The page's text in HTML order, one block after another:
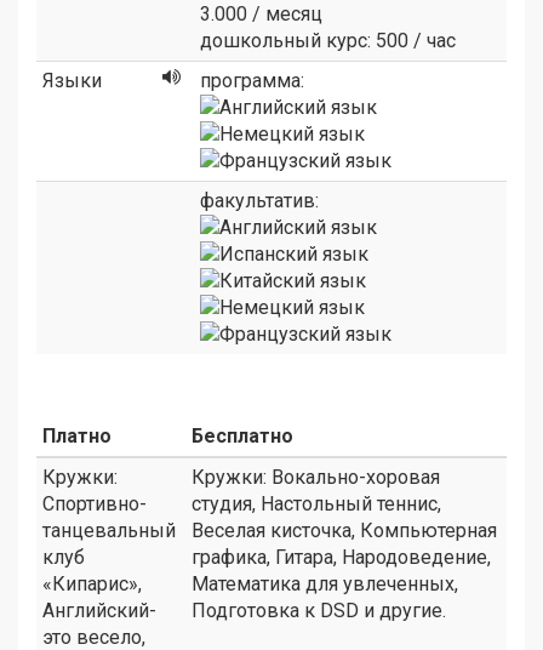
3.000 / месяц
дошкольный курс: 500 / час
Языки
программа:
факультатив:
Платно
Бесплатно
Кружки:
Спортивно-
танцевальный
клуб
«Кипарис»,
Английский-
это весело,
Кружки: Вокально-хоровая
студия, Настольный теннис,
Веселая кисточка, Компьютерная
графика, Гитара, Народоведение,
Математика для увлеченных,
Подготовка к DSD и другие.